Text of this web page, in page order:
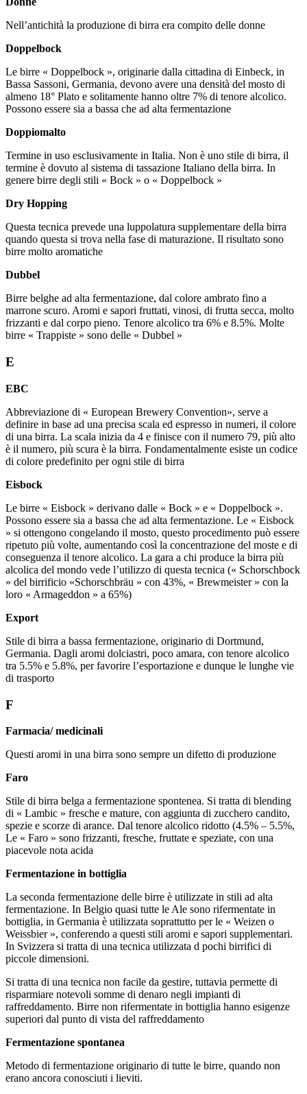
Nell’antichità la produzione di birra era compito delle donne
Doppelbock
Le birre « Doppelbock », originarie dalla cittadina di Einbeck, in
Bassa Sassoni, Germania, devono avere una densità del mosto di
almeno 18° Plato e solitamente hanno oltre 7% di tenore alcolico.
Possono essere sia a bassa che ad alta fermentazione
Doppiomalto
Termine in uso esclusivamente in Italia. Non è uno stile di birra, il
termine è dovuto al sistema di tassazione Italiano della birra. In
genere birre degli stili « Bock » o « Doppelbock »
Dry Hopping
Questa tecnica prevede una luppolatura supplementare della birra
quando questa si trova nella fase di maturazione. Il risultato sono
birre molto aromatiche
Dubbel
Birre belghe ad alta fermentazione, dal colore ambrato fino a
marrone scuro. Aromi e sapori fruttati, vinosi, di frutta secca, molto
frizzanti e dal corpo pieno. Tenore alcolico tra 6% e 8.5%. Molte
birre « Trappiste » sono delle « Dubbel »
E
EBC
Abbreviazione di « European Brewery Convention», serve a
definire in base ad una precisa scala ed espresso in numeri, il colore
di una birra. La scala inizia da 4 e finisce con il numero 79, più alto
è il numero, più scura è la birra. Fondamentalmente esiste un codice
di colore predefinito per ogni stile di birra
Eisbock
Le birre « Eisbock » derivano dalle « Bock » e « Doppelbock ».
Possono essere sia a bassa che ad alta fermentazione. Le « Eisbock
» si ottengono congelando il mosto, questo procedimento può essere
ripetuto più volte, aumentando così la concentrazione del moste e di
conseguenza il tenore alcolico. La gara a chi produce la birra più
alcolica del mondo vede l’utilizzo di questa tecnica (« Schorschbock
» del birrificio «Schorschbräu » con 43%, « Brewmeister » con la
loro « Armageddon » a 65%)
Export
Stile di birra a bassa fermentazione, originario di Dortmund,
Germania. Dagli aromi dolciastri, poco amara, con tenore alcolico
tra 5.5% e 5.8%, per favorire l’esportazione e dunque le lunghe vie
di trasporto
F
Farmacia/ medicinali
Questi aromi in una birra sono sempre un difetto di produzione
Faro
Stile di birra belga a fermentazione spontenea. Si tratta di blending
di « Lambic » fresche e mature, con aggiunta di zucchero candito,
spezie e scorze di arance. Dal tenore alcolico ridotto (4.5% – 5.5%,
Le « Faro » sono frizzanti, fresche, fruttate e speziate, con una
piacevole nota acida
Fermentazione in bottiglia
La seconda fermentazione delle birre è utilizzate in stili ad alta
fermentazione. In Belgio quasi tutte le Ale sono rifermentate in
bottiglia, in Germania è utilizzata soprattutto per le « Weizen o
Weissbier », conferendo a questi stili aromi e sapori supplementari.
In Svizzera si tratta di una tecnica utilizzata d pochi birrifici di
piccole dimensioni.
Si tratta di una tecnica non facile da gestire, tuttavia permette di
risparmiare notevoli somme di denaro negli impianti di
raffreddamento. Birre non rifermentate in bottiglia hanno esigenze
superiori dal punto di vista del raffreddamento
Fermentazione spontanea
Metodo di fermentazione originario di tutte le birre, quando non
erano ancora conosciuti i lieviti.